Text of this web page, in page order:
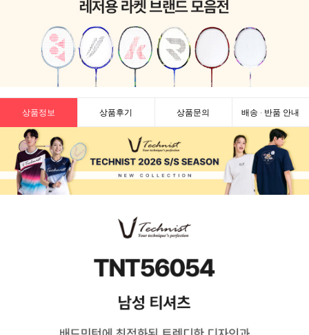
상품정보 상품후기 상품문의 배송 · 반품 안내